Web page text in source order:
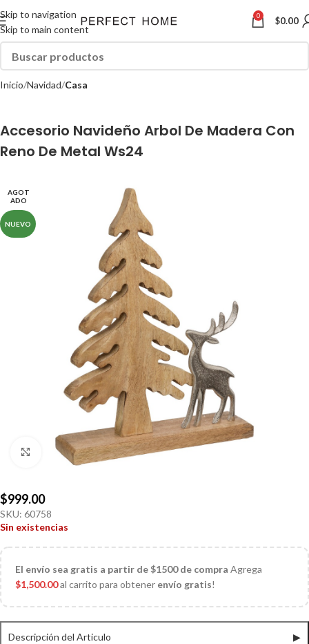
Skip to navigation
Skip to main content
0 $0.00
Inicio Navidad Casa
Accesorio Navideño Arbol De Madera Con
Reno De Metal Ws24
AGOT
ADO
NUEVO
Click to enlarge
$999.00
SKU: 60758
Sin existencias
El envío sea gratis a partir de $1500 de compra Agrega
$1,500.00al carrito para obtener envío gratis!
Descripción del Articulo ▶